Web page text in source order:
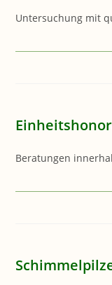
Untersuchung mit
Beratungen